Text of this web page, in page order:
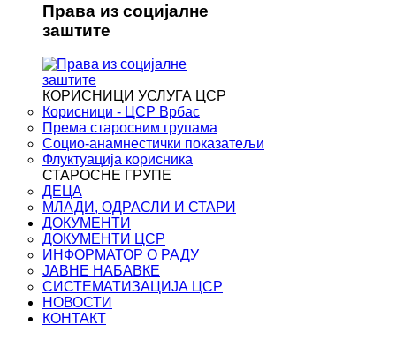
Права из социјалне
заштите
КОРИСНИЦИ УСЛУГА ЦСР
Корисници - ЦСР Врбас
Према старосним групама
Социо-анамнестички показатељи
Флуктуација корисника
СТАРОСНЕ ГРУПЕ
ДЕЦА
МЛАДИ, ОДРАСЛИ И СТАРИ
ДОКУМЕНТИ
ДОКУМЕНТИ ЦСР
ИНФОРМАТОР О РАДУ
ЈАВНЕ НАБАВКЕ
СИСТЕМАТИЗАЦИЈА ЦСР
НОВОСТИ
КОНТАКТ